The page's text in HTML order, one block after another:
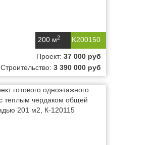
K200150
200 м2
Проект: 37 000 руб
Строительство: 3 390 000 руб